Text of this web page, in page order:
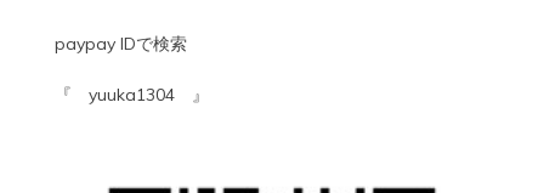
paypay IDで検索
『 yuuka1304 』